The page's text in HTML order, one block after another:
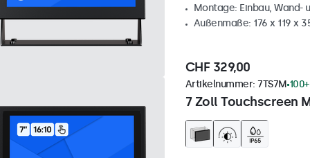
Montage: Einbau, Wand-
Außenmaße: 176 x 119 x
CHF 329,00
7 Zoll Touchscreen
Artikelnummer: 7TS7M